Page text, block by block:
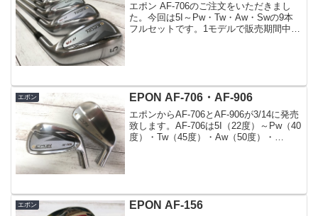
エポン AF-706のご注文をいただきまし
た。今回は5I～Pw・Tw・Aw・Swの9本
フルセットです。1モデルで販売期間中に
エポン EPON AF-706・AF-906
エポンからAF-706とAF-906が3/14に発売
致します。AF-706は5I（22度）～Pw（40
度）・Tw（45度）・Aw（50度）・
エポン EPON AF-156